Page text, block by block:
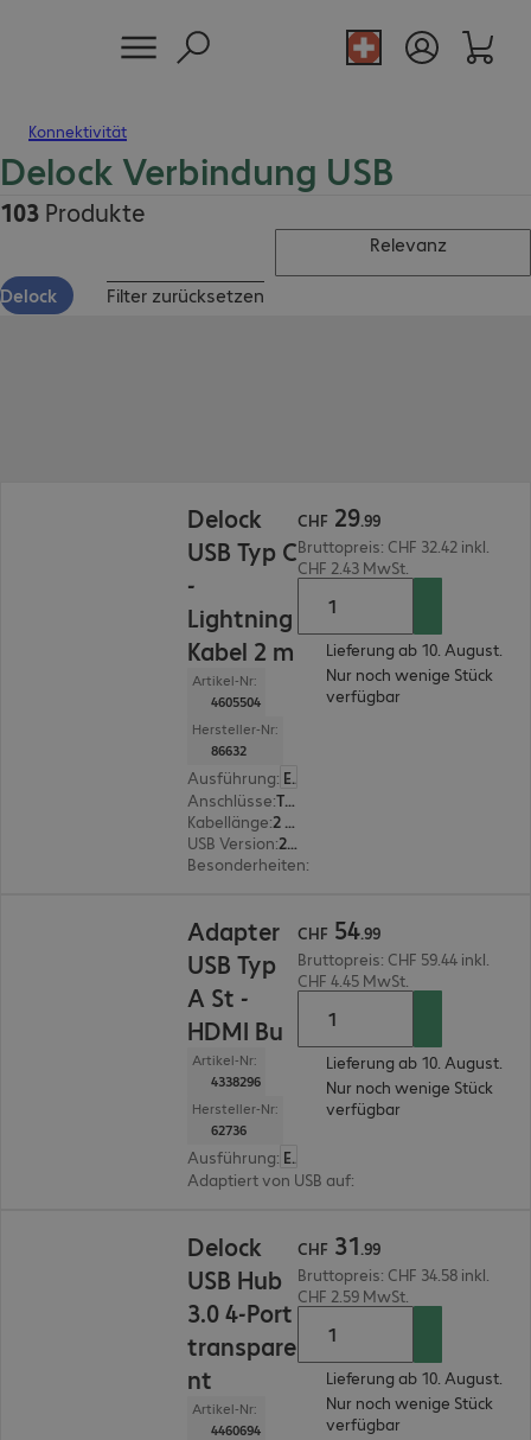
Konnektivität
Delock Verbindung USB
103 Produkte
Relevanz
Delock Filter zurücksetzen
Delock
USB Typ C
-
Lightning
Kabel 2 m
Artikel-Nr:
4605504
Hersteller-Nr:
86632
Ausführung:
Europäisch
Anschlüsse: Typ C | Lightning
Kabellänge:
2 m
USB Version: 2.0
Besonderheiten:
CHF 29.99
Bruttopreis: CHF 32.42 inkl.
CHF 2.43 MwSt.
Lieferung ab 10. August.
Nur noch wenige Stück
verfügbar
Adapter
USB Typ
A St -
HDMI Bu
Artikel-Nr:
4338296
Hersteller-Nr:
62736
Ausführung:
Europäisch
Adaptiert von USB auf:
CHF 54.99
Bruttopreis: CHF 59.44 inkl.
CHF 4.45 MwSt.
Lieferung ab 10. August.
Nur noch wenige Stück
verfügbar
Delock
USB Hub
3.0 4-Port
transpare
nt
Artikel-Nr:
4460694
CHF 31.99
Bruttopreis: CHF 34.58 inkl.
CHF 2.59 MwSt.
Lieferung ab 10. August.
Nur noch wenige Stück
verfügbar